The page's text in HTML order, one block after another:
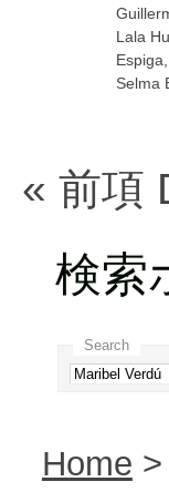
Lala
Espiga
Selma
« 前項
検索
Search
Home >